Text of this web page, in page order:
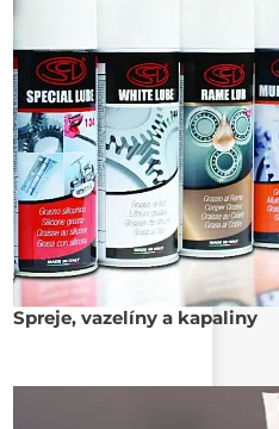
Spreje, vazelíny a kapaliny